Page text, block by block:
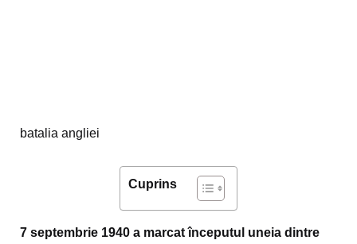
batalia angliei
Cuprins
7 septembrie 1940 a marcat începutul uneia dintre